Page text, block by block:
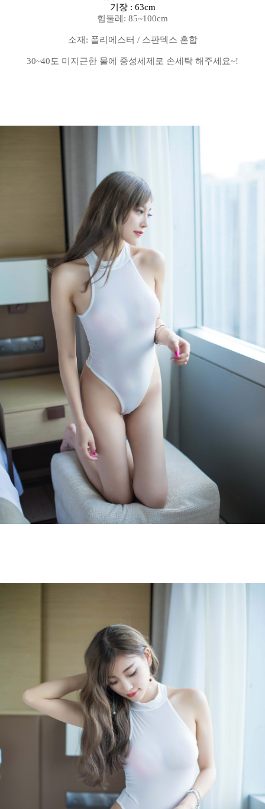
기장 : 63cm
힙둘레: 85~100cm
소재: 폴리에스터 / 스판덱스 혼합
30~40도 미지근한 물에 중성세제로 손세탁 해주세요~!